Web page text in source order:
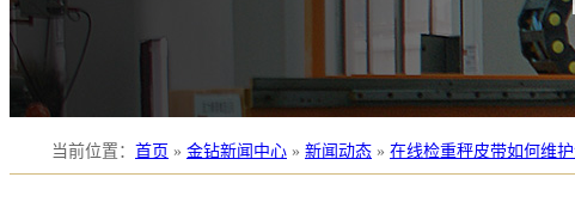
当前位置 ： 首页 » 金钻新闻中心 » 新闻动态 » 在线检重秤皮带如何维护